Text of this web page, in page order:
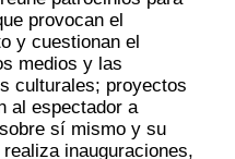
provocan el
y cuestionan el
medios y las
culturales; proyectos
al espectador a
sí mismo y su
inauguraciones,